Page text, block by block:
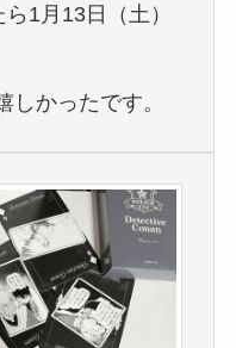
1月13日（土）
かったです。